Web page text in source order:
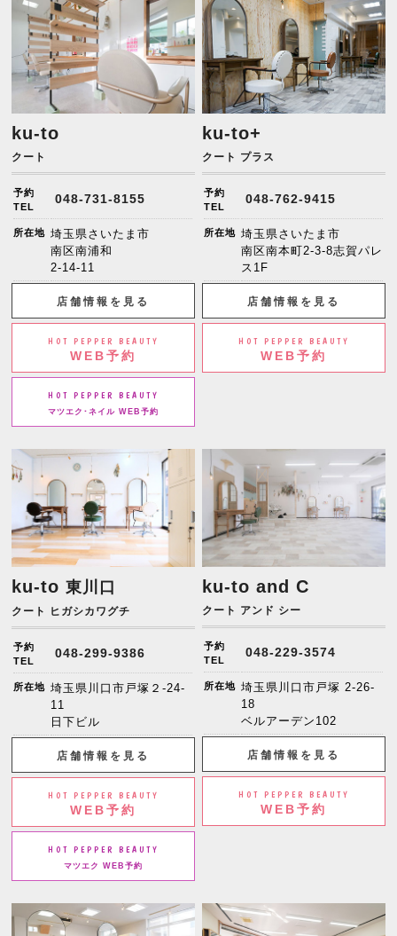
ku-to
クート
予約
TEL
048-731-8155
所在地 埼玉県さいたま市
南区南浦和
2-14-11
店舗情報を見る
HOT PEPPER BEAUTY
WEB予約
HOT PEPPER BEAUTY
マツエク･ネイル WEB予約
ku-to+
クート プラス
予約
TEL
048-762-9415
所在地 埼玉県さいたま市
南区南本町2-3-8志賀パレ
ス1F
店舗情報を見る
HOT PEPPER BEAUTY
WEB予約
ku-to東川口
クート ヒガシカワグチ
予約
TEL
048-299-9386
所在地 埼玉県川口市戸塚２-24-
11
日下ビル
店舗情報を見る
HOT PEPPER BEAUTY
WEB予約
HOT PEPPER BEAUTY
マツエク WEB予約
ku-to and C
クート アンド シー
予約
TEL
048-229-3574
所在地 埼玉県川口市戸塚 2-26-
18
ベルアーデン102
店舗情報を見る
HOT PEPPER BEAUTY
WEB予約